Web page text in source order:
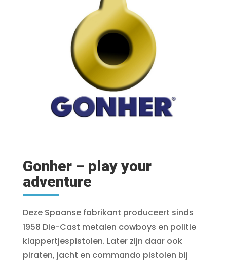
Gonher – play your
adventure
Deze Spaanse fabrikant produceert sinds
1958 Die-Cast metalen cowboys en politie
klappertjespistolen. Later zijn daar ook
piraten, jacht en commando pistolen bij